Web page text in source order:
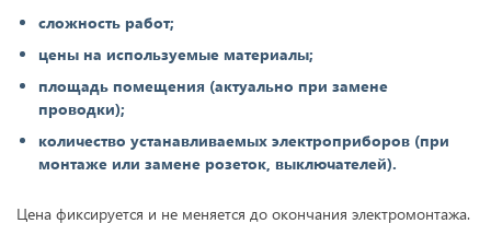
сложность работ;
цены на используемые материалы;
площадь помещения (актуально при замене
проводки);
количество устанавливаемых электроприборов (при
монтаже или замене розеток, выключателей).
Цена фиксируется и не меняется до окончания электромонтажа.